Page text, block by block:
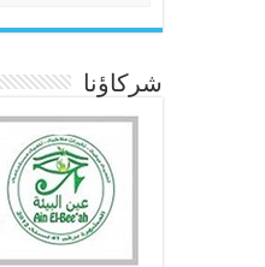
شركاؤنا